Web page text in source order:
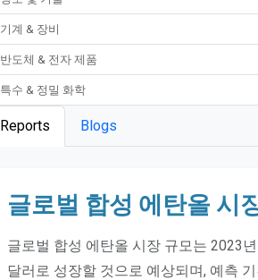
기계 & 장비
반도체 & 전자 제품
특수 & 정밀 화학
Reports Blogs
글로벌 합성 에탄올 시
글로벌 합성 에탄올 시장 규모는 2023
달러로 성장할 것으로 예상되며, 예측